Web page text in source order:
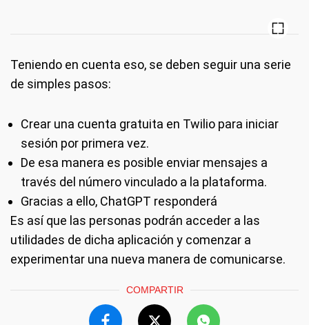
Teniendo en cuenta eso, se deben seguir una serie
de simples pasos:
Crear una cuenta gratuita en Twilio para iniciar
sesión por primera vez.
De esa manera es posible enviar mensajes a
través del número vinculado a la plataforma.
Gracias a ello, ChatGPT responderá
Es así que las personas podrán acceder a las
utilidades de dicha aplicación y comenzar a
experimentar una nueva manera de comunicarse.
COMPARTIR